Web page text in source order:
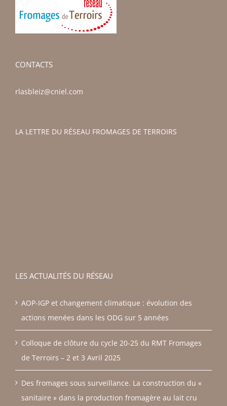
CONTACTS
rlasbleiz@cniel.com
LA LETTRE DU RÉSEAU FROMAGES DE TERROIRS
LES ACTUALITÉS DU RÉSEAU
AOP-IGP et changement climatique : évolution des
actions menées dans les ODG sur 5 années
Colloque de clôture du cycle 20-25 du RMT Fromages
de Terroirs – 2 et 3 Avril 2025
Des fromages sous surveillance. La construction du «
sanitaire » dans la production fromagère au lait cru